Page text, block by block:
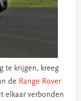
te krijgen, kreeg
de Range Rover
elkaar verbonden